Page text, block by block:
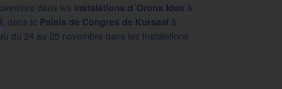
dans les instalations d´Orona Ideo à
, dans le Palais de Congres de Kursaal à
du 24 au 25 novembre dans les Instalations